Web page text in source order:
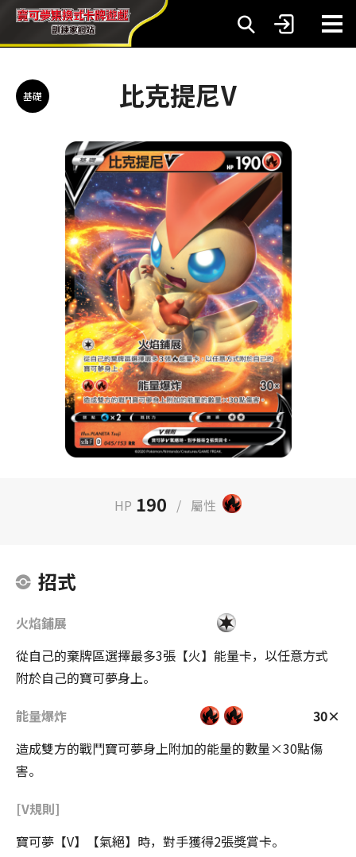
基礎 比克提尼V
HP 190 / 屬性
招式
火焰鋪展
從自己的棄牌區選擇最多3張【火】能量卡，以任意方式
附於自己的寶可夢身上。
能量爆炸
30×
造成雙方的戰鬥寶可夢身上附加的能量的數量×30點傷
害。
[V規則]
寶可夢【V】【氣絕】時，對手獲得2張獎賞卡。